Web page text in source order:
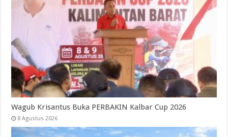
Wagub Krisantus Buka PERBAKIN Kalbar Cup 2026
8 Agustus 2026